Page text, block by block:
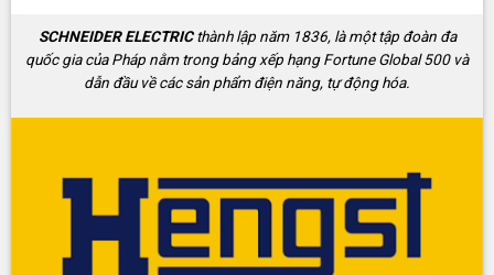
SCHNEIDER ELECTRICthành lập năm 1836, là một tập đoàn đa
quốc gia của Pháp nằm trong bảng xếp hạng Fortune Global 500 và
dẫn đầu về các sản phẩm điện năng, tự động hóa.